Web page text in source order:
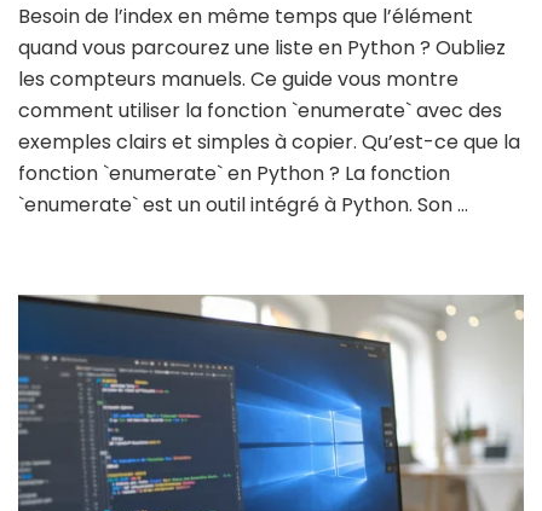
Besoin de l’index en même temps que l’élément
quand vous parcourez une liste en Python ? Oubliez
les compteurs manuels. Ce guide vous montre
comment utiliser la fonction `enumerate` avec des
exemples clairs et simples à copier. Qu’est-ce que la
fonction `enumerate` en Python ? La fonction
`enumerate` est un outil intégré à Python. Son …